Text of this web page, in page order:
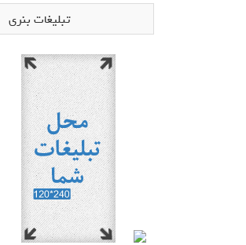
تبلیغات بنری